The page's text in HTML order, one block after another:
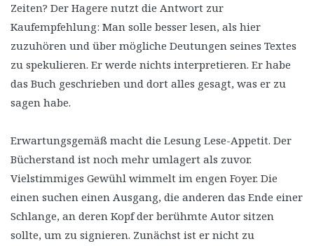
Zeiten? Der Hagere nutzt die Antwort zur
Kaufempfehlung: Man solle besser lesen, als hier
zuzuhören und über mögliche Deutungen seines Textes
zu spekulieren. Er werde nichts interpretieren. Er habe
das Buch geschrieben und dort alles gesagt, was er zu
sagen habe.
Erwartungsgemäß macht die Lesung Lese-Appetit. Der
Bücherstand ist noch mehr umlagert als zuvor.
Vielstimmiges Gewühl wimmelt im engen Foyer. Die
einen suchen einen Ausgang, die anderen das Ende einer
Schlange, an deren Kopf der berühmte Autor sitzen
sollte, um zu signieren. Zunächst ist er nicht zu